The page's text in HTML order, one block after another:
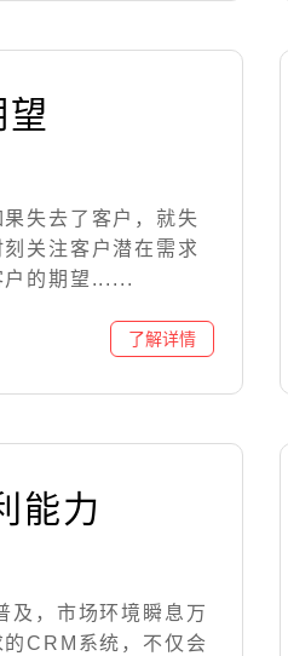
失去了客户，就失
关注客户潜在需求
户的期望......
能力
及，市场环境瞬息万
CRM系统，不仅会